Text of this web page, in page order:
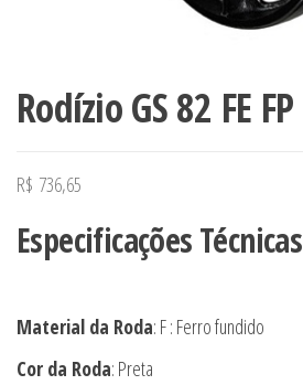
Rodízio GS 82 FE FP
R$ 736,65
Especificações Técnicas
Material da Roda: F : Ferro fundido
Cor da Roda: Preta